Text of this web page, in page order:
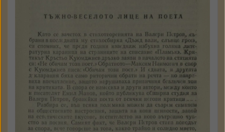
Тъжно-веселото лице на
В: Критически хроники
София
Български писател
1975
стр. 129 - 132
Държател: Институт за
литература - БАН